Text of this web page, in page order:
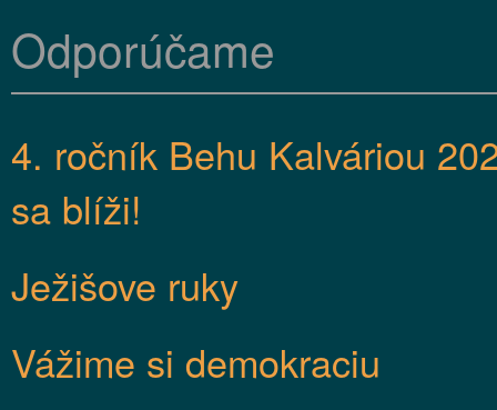
Odporúčame
4. ročník Behu Kalváriou
sa blíži!
Ježišove ruky
Vážime si demokraciu